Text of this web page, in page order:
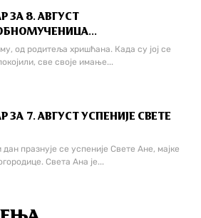
ЗА 8. АВГУСТ
од родитеља хришћана. Када су јој се
све своје имање...
ЗА 7. АВГУСТ УСПЕНИЈЕ СВЕТЕ
празнује се успеније Свете Ане, мајке
Света Ана је...